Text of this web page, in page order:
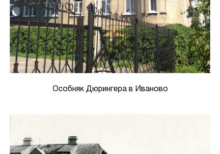
Особняк Дюрингера в Иваново